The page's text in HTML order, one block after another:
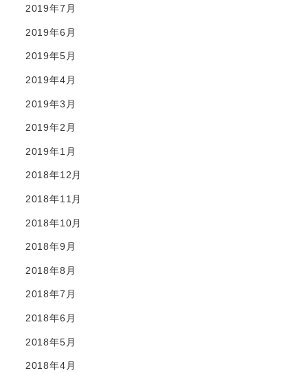
2019年7月
2019年6月
2019年5月
2019年4月
2019年3月
2019年2月
2019年1月
2018年12月
2018年11月
2018年10月
2018年9月
2018年8月
2018年7月
2018年6月
2018年5月
2018年4月